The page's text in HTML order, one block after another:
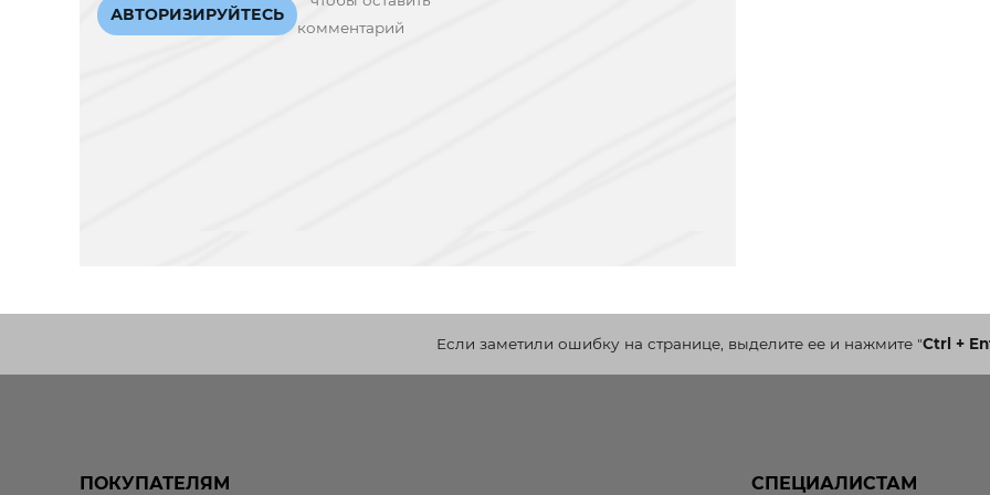
АВТОРИЗИРУЙТЕСЬ
комментарий
Если заметили ошибку на странице, выделите ее и нажмите"Ctrl +
ПОКУПАТЕЛЯМ СПЕЦИАЛИСТАМ